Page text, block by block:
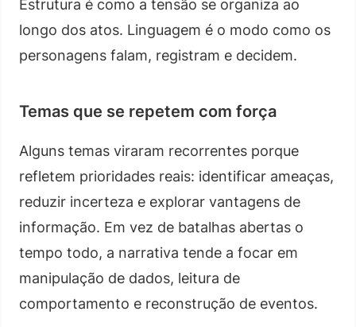
Estrutura é como a tensão se organiza ao
longo dos atos. Linguagem é o modo como os
personagens falam, registram e decidem.
Temas que se repetem com força
Alguns temas viraram recorrentes porque
refletem prioridades reais: identificar ameaças,
reduzir incerteza e explorar vantagens de
informação. Em vez de batalhas abertas o
tempo todo, a narrativa tende a focar em
manipulação de dados, leitura de
comportamento e reconstrução de eventos.